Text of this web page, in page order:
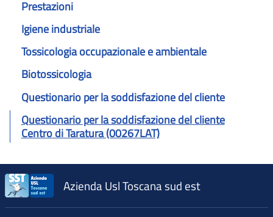
Prestazioni
Igiene industriale
Tossicologia occupazionale e ambientale
Biotossicologia
Questionario per la soddisfazione del cliente
Questionario per la soddisfazione del cliente
Centro di Taratura (00267LAT)
Azienda Usl Toscana sud est